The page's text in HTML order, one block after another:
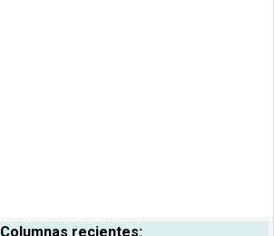
Columnas recientes: